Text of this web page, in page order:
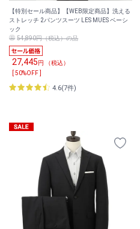
【特別セール商品】【WEB限定商品】洗える
ストレッチ 2パンツスーツ LES MUES ベーシ
ック
54,890円（税込）の品
27,445円 （税込）
[ 50%OFF ]
4.6(7件)